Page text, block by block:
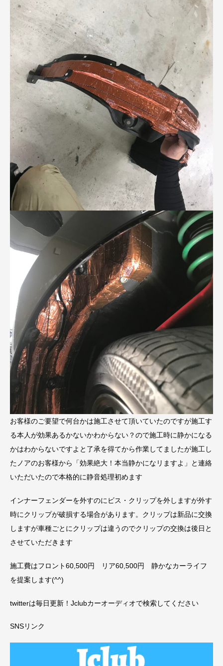
お客様のご要望で何台かは施工させて頂いていたのですが施工す
る本人が効果あるかないかわからない？ので施工時に静かになる
かはわからないですよと了承を得てから作業してましたが施工し
たノアのお客様から「効果絶大！本当静かになリますよ」と連絡
いただいたので本格的に静音処理初めます
インナーフェンダーを外すのにビス・クリップを外しますが外す
時にクリップが破損する場合があります。クリップは新品に交換
しますが車種ごとにクリップは違うのでクリップの交換は後日と
させていただきます
施工費はフロント60,500円 リア60,500円 静かなカーライフ
を提案します(^^)
twitterは毎日更新！Jclubカーオーディオで検索してください
SNSリンク